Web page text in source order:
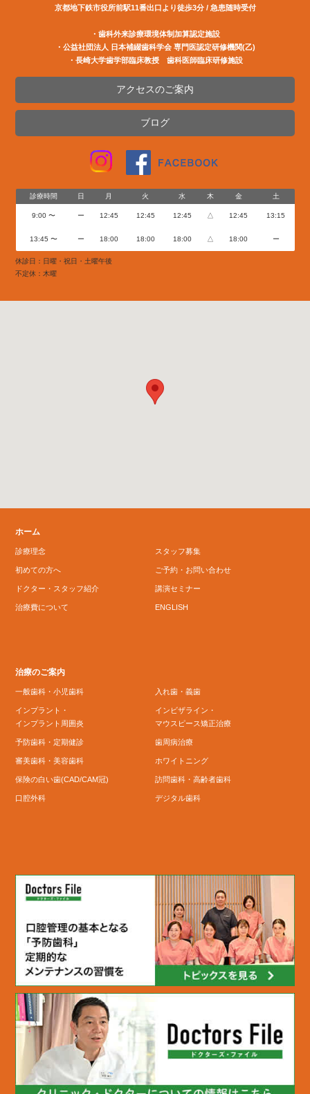
京都地下鉄市役所前駅11番出口より徒歩3分 / 急患随時受付
・歯科外来診療環境体制加算認定施設
・公益社団法⼈ ⽇本補綴⻭科学会 専⾨医認定研修機関(⼄)
・長崎大学歯学部臨床教授 歯科医師臨床研修施設
アクセスのご案内
ブログ
診療時間 日 月 火 水 木 金 土
9:00 〜 ー 12:45 12:45 12:45 △ 12:45 13:15
13:45 〜 ー 18:00 18:00 18:00 △ 18:00 ー
休診日：日曜・祝日・土曜午後
不定休：木曜
ホーム
診療理念
初めての方へ
ドクター・スタッフ紹介
治療費について
スタッフ募集
ご予約・お問い合わせ
講演セミナー
ENGLISH
治療のご案内
一般歯科・小児歯科
インプラント・
インプラント周囲炎
予防歯科・定期健診
審美歯科・美容歯科
保険の白い歯(CAD/CAM冠)
口腔外科
入れ歯・義歯
インビザライン・
マウスピース矯正治療
歯周病治療
ホワイトニング
訪問歯科・高齢者歯科
デジタル歯科